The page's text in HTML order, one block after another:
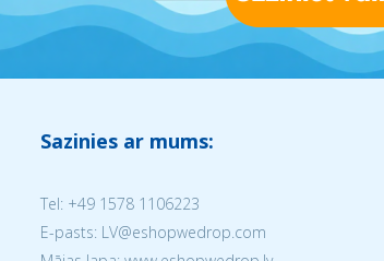
Sazinies ar mums:
Tel: +49 1578 1106223
E-pasts: LV@eshopwedrop.com